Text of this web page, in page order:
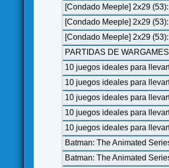
[Condado Meeple] 2x29
[Condado Meeple] 2x29
[Condado Meeple] 2x29
PARTIDAS DE
10 juegos ideales para
10 juegos ideales para
10 juegos ideales para
10 juegos ideales para
10 juegos ideales para
Batman: The Animated
Batman: The Animated